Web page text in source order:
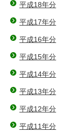
平成18年分
平成17年分
平成16年分
平成15年分
平成14年分
平成13年分
平成12年分
平成11年分